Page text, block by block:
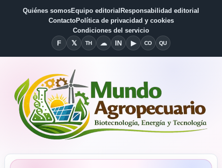
Quiénes somosEquipo editorial Responsabilidad editorial
ContactoPolítica de privacidad y cookies
Condiciones del servicio
FFacebook
𝕏
X THThreads
☁Bluesky
INLinkedin
▶YouTube
COCondiciones del Servicio
QUQuiénes somos